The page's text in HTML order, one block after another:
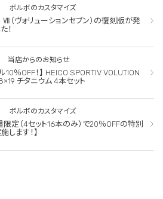
ボルボのカスタマイズ
Ⅶ（ヴォリューションセブン）の復刻版が発
！
当店からのお知らせ
HEICO SPORTIV VOLUTION
チタニウム 4本セット
ボルボのカスタマイズ
限定（4セット16本のみ）で20％OFFの特別
します！】